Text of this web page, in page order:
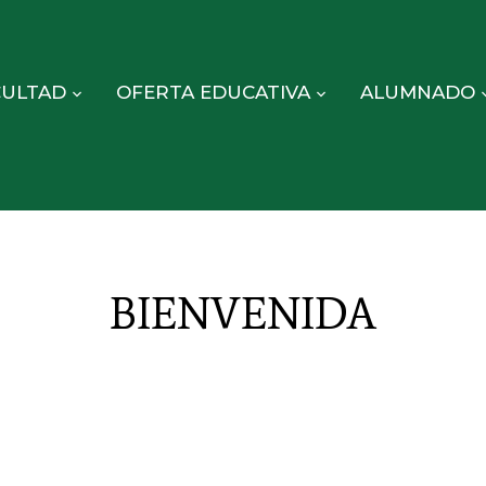
OFERTA EDUCATIVA ALUMNADO
BIENVENIDA